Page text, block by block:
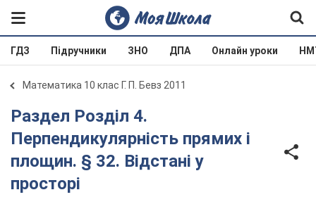
ГДЗ Підручники ЗНО ДПА Онлайн уроки
Математика 10 клас Г. П. Бевз 2011
Раздел Розділ 4.
Перпендикулярність прямих і
площин. § 32. Відстані у
просторі